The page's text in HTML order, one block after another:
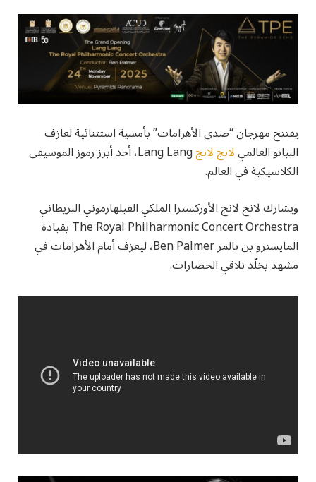
يفتتح مهرجان “صدى الأهرامات” بأمسية استثنائية لعازف
البيانو العالميلانج لانج Lang Lang، أحد أبرز رموز الموسيقى
الكلاسيكية في العالم.
ويشارك لانج لانج الأوركسترا الملكي الفيلهارموني البريطاني
The Royal Philharmonic Concert Orchestra بقيادة
المايسترو بن بالمر Ben Palmer، ليعزف أمام الأهرامات في
مشهد يخلّد تلاقي الحضارات.